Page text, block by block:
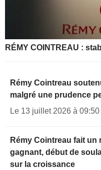
RÉMY COINTREAU :
Rémy Cointreau
malgré une prudence
Le 13 juillet 2026 à 09:50
Rémy Cointreau fait un
gagnant, début de
sur la croissance